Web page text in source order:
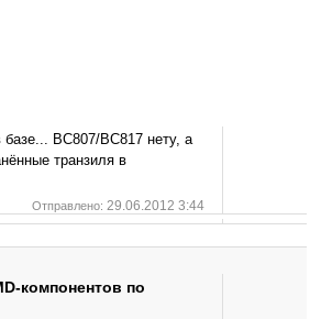
BC807/BC817 нету, а
транзиля в
Отправлено: 29.06.2012 3:44
компонентов по